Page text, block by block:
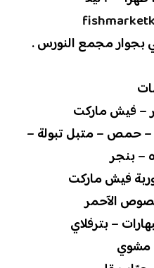
بجوار مجمع النورس .
– فيش ماركت
حمص – متبل تبولة –
– بنجر
فيش ماركت
الآحمر
– بترفلاي
مشوي